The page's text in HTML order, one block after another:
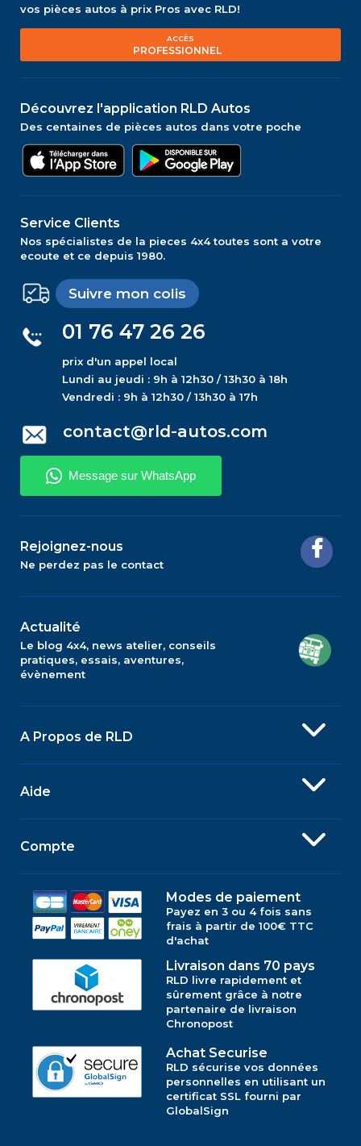
vos pièces autos à prix Pros avec RLD!
ACCÈS
PROFESSIONNEL
Découvrez l'application RLD Autos
Des centaines de pièces autos dans votre poche
Service Clients
Nos spécialistes de la pieces 4x4 toutes sont a votre
ecoute et ce depuis 1980.
Suivre mon colis
01 76 47 26 26
prix d'un appel local
Lundi au jeudi : 9h à 12h30 / 13h30 à 18h
Vendredi : 9h à 12h30 / 13h30 à 17h
contact@rld-autos.com
Rejoignez-nous
Ne perdez pas le contact
Actualité
Le blog 4x4, news atelier, conseils
pratiques, essais, aventures,
évènement
A Propos de RLD
Aide
Compte
Modes de paiement
Payez en 3 ou 4 fois sans
frais à partir de 100€ TTC
d'achat
Livraison dans 70 pays
RLD livre rapidement et
sûrement grâce à notre
partenaire de livraison
Chronopost
Achat Securise
RLD sécurise vos données
personnelles en utilisant un
certificat SSL fourni par
GlobalSign